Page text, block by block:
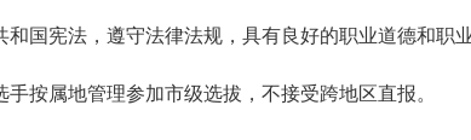
国宪法，遵守法律法规，具有良好的职业道德和职
按属地管理参加市级选拔，不接受跨地区直报。